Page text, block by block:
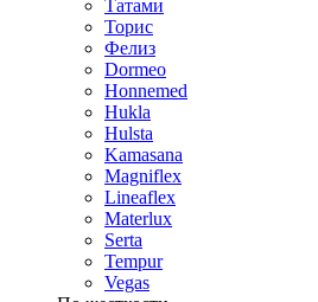
Татами
Торис
Фелиз
Dormeo
Honnemed
Hukla
Hulsta
Kamasana
Magniflex
Lineaflex
Materlux
Serta
Tempur
Vegas